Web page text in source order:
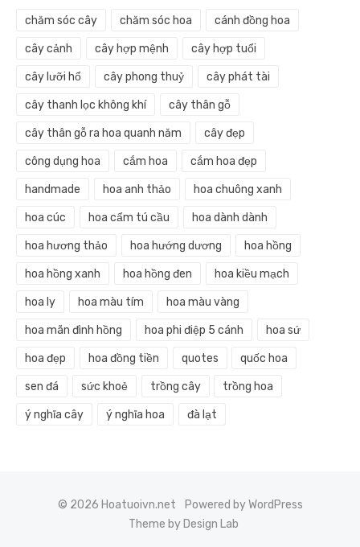
chăm sóc cây chăm sóc hoa cánh đồng hoa
cây cảnh cây hợp mệnh cây hợp tuổi
cây lưỡi hổ cây phong thuỷ cây phát tài
cây thanh lọc không khí cây thân gỗ
cây thân gỗ ra hoa quanh năm cây đẹp
công dụng hoa cắm hoa cắm hoa đẹp
handmade hoa anh thảo hoa chuông xanh
hoa cúc hoa cẩm tú cầu hoa dành dành
hoa hương thảo hoa hướng dương hoa hồng
hoa hồng xanh hoa hồng đen hoa kiều mạch
hoa ly hoa màu tím hoa màu vàng
hoa mãn đình hồng hoa phi điệp 5 cánh hoa sứ
hoa đẹp hoa đồng tiền quotes quốc hoa
sen đá sức khoẻ trồng cây trồng hoa
ý nghĩa cây ý nghĩa hoa đà lạt
© 2026 Hoatuoivn.net
Powered by WordPress
Theme by Design Lab